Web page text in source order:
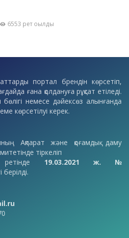
6553 рет оқылды
портал брендін көрсетіп,
ғана қолдануға рұқсат етіледі.
немесе дәйексөз алынғанда
көрсетілуі керек.
Ақпарат және қоғамдық даму
тіркеліп
ретінде 19.03.2021 ж. №
берілді.